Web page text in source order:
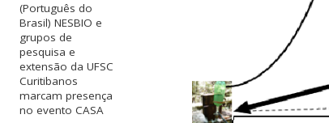
(Português do
Brasil) NESBIO e
grupos de
pesquisa e
extensão da UFSC
Curitibanos
marcam presença
no evento CASA